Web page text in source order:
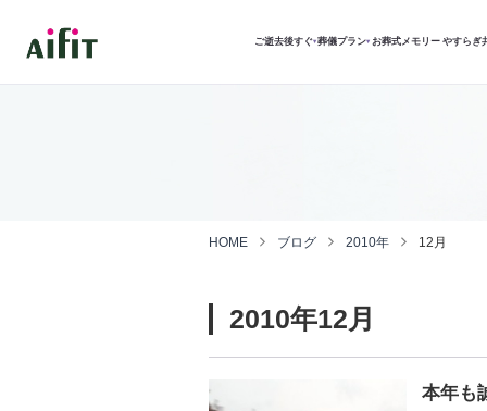
ご逝去後すぐ▾ 葬儀プラン▾ お葬式メモリー やすらぎ
HOME ブログ 2010年 12月
2010年12月
本年も